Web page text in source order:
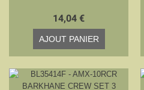
14,04 €
AJOUT PANIER